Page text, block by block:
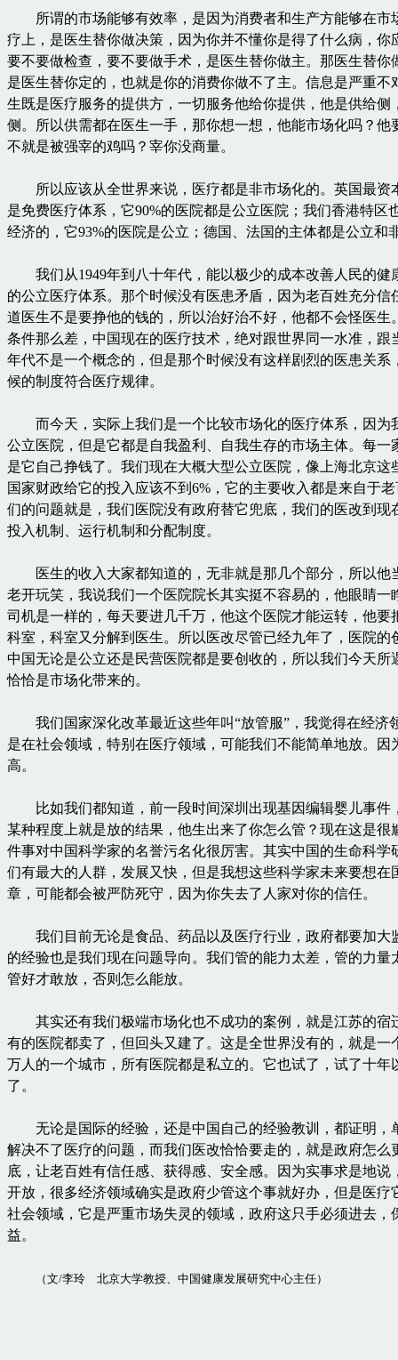
所谓的市场能够有效率，是因为消费者和生产方能够在市
疗上，是医生替你做决策，因为你并不懂你是得了什么病，你
要不要做检查，要不要做手术，是医生替你做主。那医生替你
是医生替你定的，也就是你的消费你做不了主。信息是严重不
生既是医疗服务的提供方，一切服务他给你提供，他是供给侧
侧。所以供需都在医生一手，那你想一想，他能市场化吗？他
不就是被强宰的鸡吗？宰你没商量。
所以应该从全世界来说，医疗都是非市场化的。英国最资
是免费医疗体系，它90%的医院都是公立医院；我们香港特区
经济的，它93%的医院是公立；德国、法国的主体都是公立和
我们从1949年到八十年代，能以极少的成本改善人民的健
的公立医疗体系。那个时候没有医患矛盾，因为老百姓充分信
道医生不是要挣他的钱的，所以治好治不好，他都不会怪医生
条件那么差，中国现在的医疗技术，绝对跟世界同一水准，跟
年代不是一个概念的，但是那个时候没有这样剧烈的医患关系
候的制度符合医疗规律。
而今天，实际上我们是一个比较市场化的医疗体系，因为
公立医院，但是它都是自我盈利、自我生存的市场主体。每一
是它自己挣钱了。我们现在大概大型公立医院，像上海北京这
国家财政给它的投入应该不到6%，它的主要收入都是来自于
们的问题就是，我们医院没有政府替它兜底，我们的医改到现
投入机制、运行机制和分配制度。
医生的收入大家都知道的，无非就是那几个部分，所以他
老开玩笑，我说我们一个医院院长其实挺不容易的，他眼睛一
司机是一样的，每天要进几千万，他这个医院才能运转，他要
科室，科室又分解到医生。所以医改尽管已经九年了，医院的
中国无论是公立还是民营医院都是要创收的，所以我们今天所
恰恰是市场化带来的。
我们国家深化改革最近这些年叫“放管服”，我觉得在经济
是在社会领域，特别在医疗领域，可能我们不能简单地放。因
高。
比如我们都知道，前一段时间深圳出现基因编辑婴儿事件
某种程度上就是放的结果，他生出来了你怎么管？现在这是很
件事对中国科学家的名誉污名化很厉害。其实中国的生命科学
们有最大的人群，发展又快，但是我想这些科学家未来要想在
章，可能都会被严防死守，因为你失去了人家对你的信任。
我们目前无论是食品、药品以及医疗行业，政府都要加大
的经验也是我们现在问题导向。我们管的能力太差，管的力量
管好才敢放，否则怎么能放。
其实还有我们极端市场化也不成功的案例，就是江苏的宿
有的医院都卖了，但回头又建了。这是全世界没有的，就是一
万人的一个城市，所有医院都是私立的。它也试了，试了十年
了。
无论是国际的经验，还是中国自己的经验教训，都证明，
解决不了医疗的问题，而我们医改恰恰要走的，就是政府怎么
底，让老百姓有信任感、获得感、安全感。因为实事求是地说
开放，很多经济领域确实是政府少管这个事就好办，但是医疗
社会领域，它是严重市场失灵的领域，政府这只手必须进去，
益。
（文/李玲 北京大学教授、中国健康发展研究中心主任）